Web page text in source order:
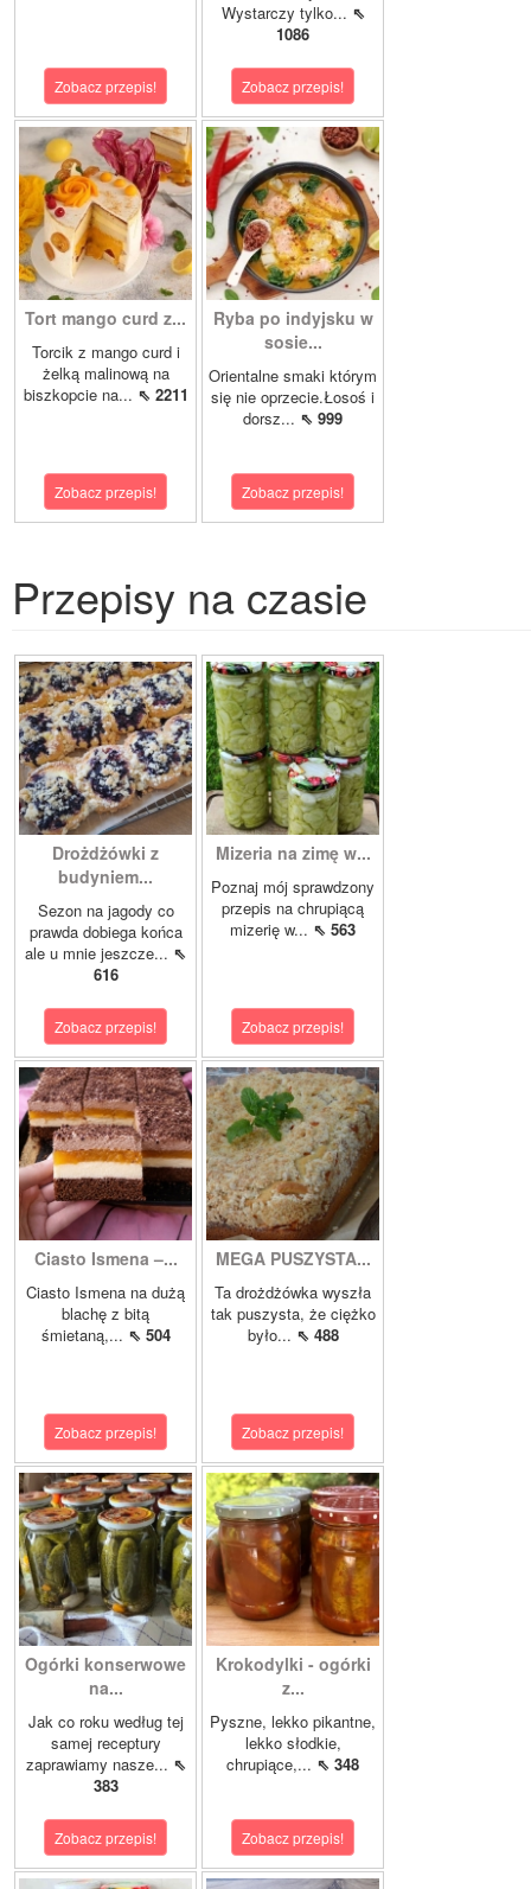
Zobacz przepis!
Wystarczy tylko... ⇖
1086
Zobacz przepis!
Tort mango curd z...
Torcik z mango curd i
żelką malinową na
biszkopcie na... ⇖ 2211
Zobacz przepis!
Ryba po indyjsku w
sosie...
Orientalne smaki którym
się nie oprzecie.Łosoś i
dorsz... ⇖ 999
Zobacz przepis!
Przepisy na czasie
Drożdżówki z
budyniem...
Sezon na jagody co
prawda dobiega końca
ale u mnie jeszcze... ⇖
616
Zobacz przepis!
Mizeria na zimę w...
Poznaj mój sprawdzony
przepis na chrupiącą
mizerię w... ⇖ 563
Zobacz przepis!
Ciasto Ismena –...
Ciasto Ismena na dużą
blachę z bitą
śmietaną,... ⇖ 504
Zobacz przepis!
MEGA PUSZYSTA...
Ta drożdżówka wyszła
tak puszysta, że ciężko
było... ⇖ 488
Zobacz przepis!
Ogórki konserwowe
na...
Jak co roku według tej
samej receptury
zaprawiamy nasze... ⇖
383
Zobacz przepis!
Krokodylki - ogórki
z...
Pyszne, lekko pikantne,
lekko słodkie,
chrupiące,... ⇖ 348
Zobacz przepis!